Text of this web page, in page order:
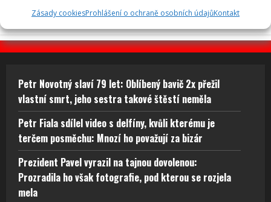
Zásady cookiesProhlášení o ochraně osobních údajůKontakt
Petr Novotný slaví 79 let: Oblíbený bavič 2x přežil
vlastní smrt, jeho sestra takové štěstí neměla
Petr Fiala sdílel video s delfíny, kvůli kterému je
terčem posměchu: Mnozí ho považují za bizár
Prezident Pavel vyrazil na tajnou dovolenou:
Prozradila ho však fotografie, pod kterou se rozjela
mela